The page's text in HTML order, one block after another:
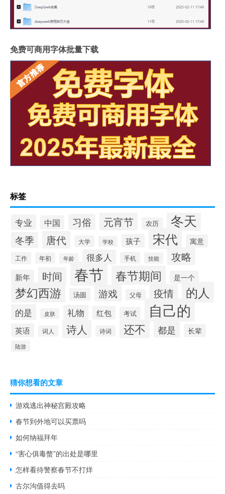
免费可商用字体批量下载
标签
专业 中国 习俗 元宵节 农历 冬天
冬季 唐代 大学 学校 孩子 宋代 寓意
工作 年初 年龄 很多人 手机 技能 攻略
新年 时间 春节 春节期间 是一个
梦幻西游 汤圆 游戏 父母 疫情 的人
的是 皮肤 礼物 红包 考试 自己的
英语 词人 诗人 诗词 还不 都是 长辈
陆游
猜你想看的文章
游戏逃出神秘宫殿攻略
春节到外地可以买票吗
如何纳福拜年
“害心俱毒螫”的出处是哪里
怎样看待警察春节不打烊
古尔沟值得去吗